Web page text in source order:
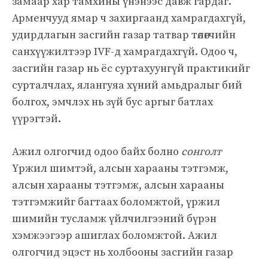
Арменчууд ямар ч захиргаанд хамрагдахгүй,
удирдлагын засгийн газар татвар төлөгчийн
санхүүжилтээр IVF-д хамрагдахгүй. Одоо ч,
засгийн газар нь ёс суртахуунгүй практикийг
сурталчлах, ялангуяа хүний ​​амьдралыг бий
болгох, эмчлэх нь зүй бус аргыг батлах
үүрэгтэй.
Ажил олгогчид одоо байх болно сонголт
Үржил шимтэй, алсын харааны тэтгэмж,
алсын харааны тэтгэмж, алсын харааны
тэтгэмжийг багтаах боломжтой, үржил
шимийн тусламж үйлчилгээний бүрэн
хэмжээгээр ашиглах боломжтой. Ажил
олгогчид эцэст нь холбооны засгийн газар